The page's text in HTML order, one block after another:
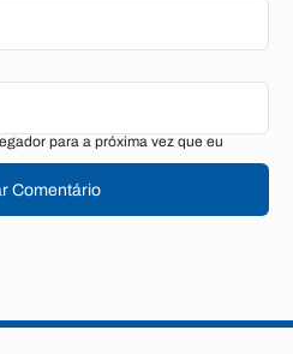
para a próxima vez que eu
Comentário